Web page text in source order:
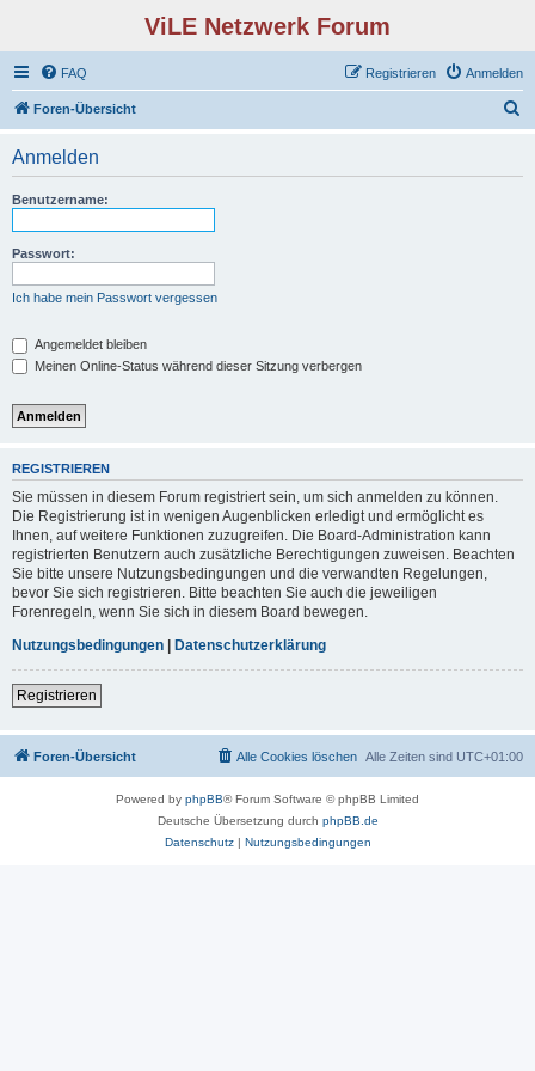
ViLE Netzwerk Forum
FAQ Anmelden
Registrieren
Foren-Übersicht
Anmelden
Benutzername:
Passwort:
Ich habe mein Passwort vergessen
Angemeldet bleiben
Meinen Online-Status während dieser Sitzung verbergen
REGISTRIEREN
Sie müssen in diesem Forum registriert sein, um sich anmelden zu können.
Die Registrierung ist in wenigen Augenblicken erledigt und ermöglicht es
Ihnen, auf weitere Funktionen zuzugreifen. Die Board-Administration kann
registrierten Benutzern auch zusätzliche Berechtigungen zuweisen. Beachten
Sie bitte unsere Nutzungsbedingungen und die verwandten Regelungen,
bevor Sie sich registrieren. Bitte beachten Sie auch die jeweiligen
Forenregeln, wenn Sie sich in diesem Board bewegen.
Nutzungsbedingungen | Datenschutzerklärung
Registrieren
Foren-Übersicht Alle Zeiten sind UTC+01:00
Alle Cookies löschen
Powered by phpBB® Forum Software © phpBB Limited
Deutsche Übersetzung durch phpBB.de
Datenschutz| Nutzungsbedingungen